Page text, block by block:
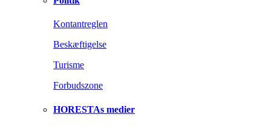
Kontantreglen
Beskæftigelse
Turisme
Forbudszone
HORESTAs medier